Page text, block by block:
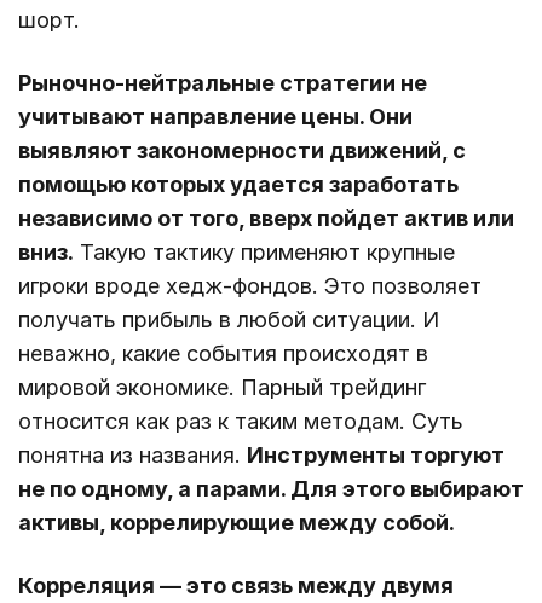
шорт.
Рыночно-нейтральные стратегии не
учитывают направление цены. Они
выявляют закономерности движений, с
помощью которых удается заработать
независимо от того, вверх пойдет актив или
вниз. Такую тактику применяют крупные
игроки вроде хедж-фондов. Это позволяет
получать прибыль в любой ситуации. И
неважно, какие события происходят в
мировой экономике. Парный трейдинг
относится как раз к таким методам. Суть
понятна из названия. Инструменты торгуют
не по одному, а парами. Для этого выбирают
активы, коррелирующие между собой.
Корреляция ― это связь между двумя